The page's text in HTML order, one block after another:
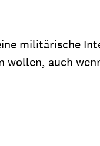
militärische
auch